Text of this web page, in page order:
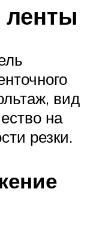
ленты
вид
на
резки.